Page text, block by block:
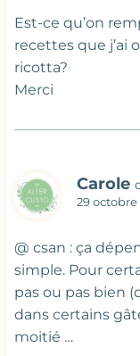
Est-ce qu’on
recettes que j’ai
ricotta?
Merci
Carole
29 octobre
@ csan : ça
simple. Pour
pas ou pas bien
dans certains
moitié …